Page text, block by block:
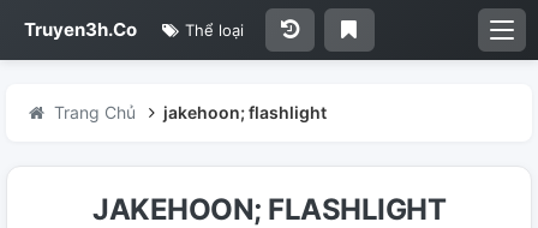
Truyen3h.Co Thể loại
Trang Chủ jakehoon; flashlight
JAKEHOON; FLASHLIGHT